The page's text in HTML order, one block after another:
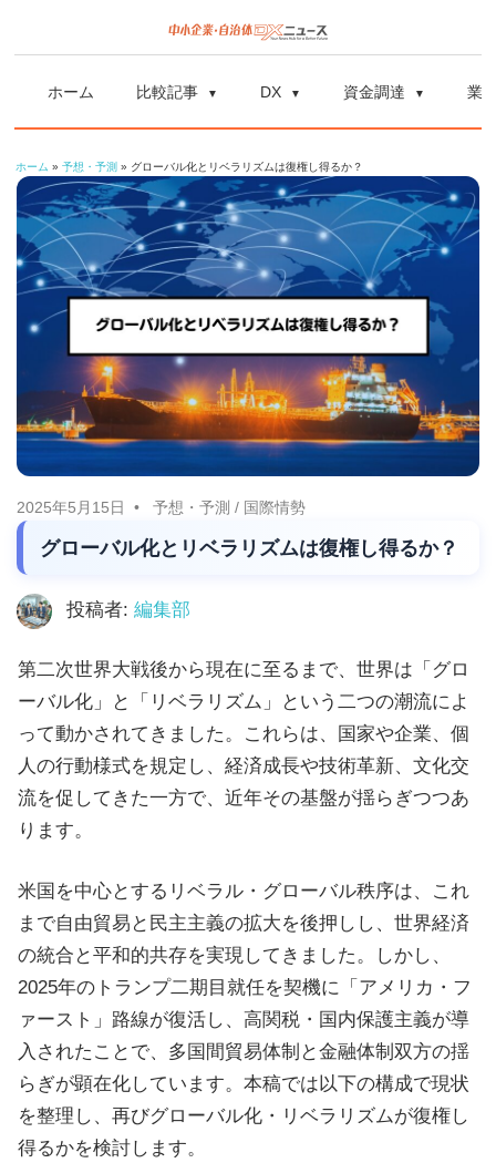
へ
ス
キ
ッ
中
小
企
業
自
治
体
DX
ニ
ュ
ス
中
企
の
資
金
調
達
助
金、
DX
に
立
つ
報
を
お
届
け
し
す。
ま
た、
自
治
体
が
進
め
ホーム 比較記事 DX 資金調達 業
ホーム » 予想・予測 » グローバル化とリベラリズムは復権し得るか？
2025年5月15日 予想・予測 / 国際情勢
グローバル化とリベラリズムは復権し得るか？
投稿者: 編集部
第二次世界大戦後から現在に至るまで、世界は「グロ
ーバル化」と「リベラリズム」という二つの潮流によ
って動かされてきました。これらは、国家や企業、個
人の行動様式を規定し、経済成長や技術革新、文化交
流を促してきた一方で、近年その基盤が揺らぎつつあ
ります。
米国を中心とするリベラル・グローバル秩序は、これ
まで自由貿易と民主主義の拡大を後押しし、世界経済
の統合と平和的共存を実現してきました。しかし、
2025年のトランプ二期目就任を契機に「アメリカ・フ
ァースト」路線が復活し、高関税・国内保護主義が導
入されたことで、多国間貿易体制と金融体制双方の揺
らぎが顕在化しています。本稿では以下の構成で現状
を整理し、再びグローバル化・リベラリズムが復権し
得るかを検討します。